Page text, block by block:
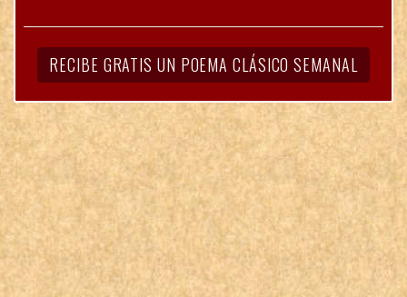
RECIBE GRATIS UN POEMA CLÁSICO SEMANAL